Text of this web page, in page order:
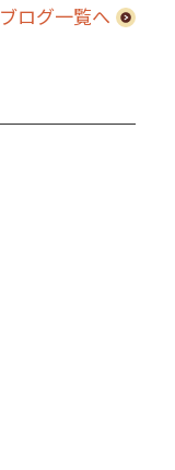
ブログ一覧へ